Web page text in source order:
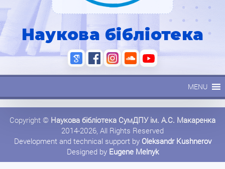
Наукова бібліотека
MENU
Copyright © Наукова бібліотека СумДПУ ім. А.С. Макаренка
2014-2026, All Rights Reserved
Development and technical support by Oleksandr Kushnerov
Designed by Eugene Melnyk